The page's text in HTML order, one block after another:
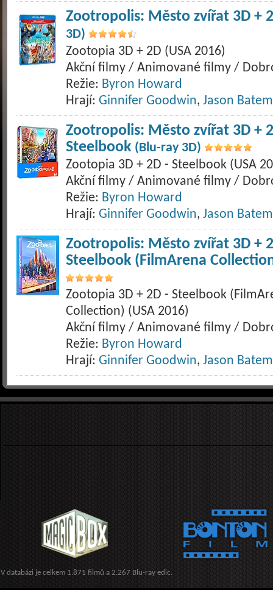
Zootropolis: Město zvířat 3D +
3D)
Zootopia 3D + 2D (USA 2016)
Akční filmy / Animované filmy /
Režie: Byron Howard
Hrají: Ginnifer Goodwin, Jason
Zootropolis: Město zvířat 3D +
Steelbook (Blu-ray 3D)
Zootopia 3D + 2D - Steelbook (USA
Akční filmy / Animované filmy /
Režie: Byron Howard
Hrají: Ginnifer Goodwin, Jason
Zootropolis: Město zvířat 3D +
Steelbook (FilmArena
Zootopia 3D + 2D - Steelbook
Collection) (USA 2016)
Akční filmy / Animované filmy /
Režie: Byron Howard
Hrají: Ginnifer Goodwin, Jason
V databázi je celkem 1.871 filmů a 2.267 Blu-ray edic.